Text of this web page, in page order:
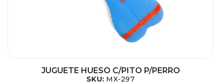
JUGUETE HUESO C/PITO P/PERRO
SKU: MX-297